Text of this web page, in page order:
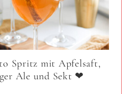
Spritz mit Apfelsaft,
Ale und Sekt ❤